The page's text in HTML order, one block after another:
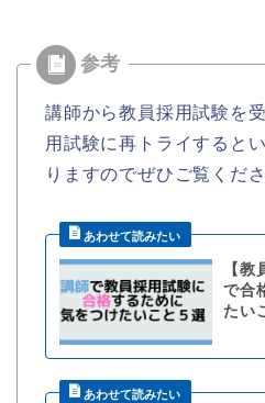
講師から教員採用試験を
用試験に再トライすると
りますのでぜひご覧くださ
【
で合
たい